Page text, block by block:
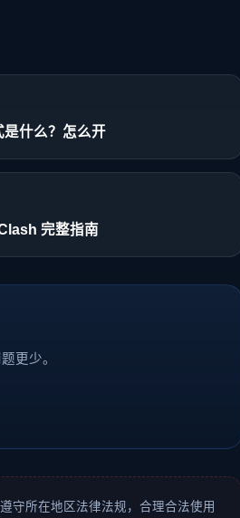
什么？怎么开
完整指南
更少。
守所在地区法律法规，合理合法使用